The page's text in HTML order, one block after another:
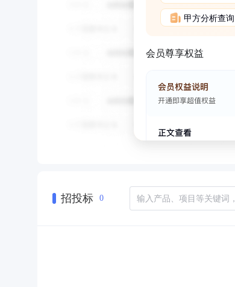
甲方分析查询
会员尊享权益
招投标 0